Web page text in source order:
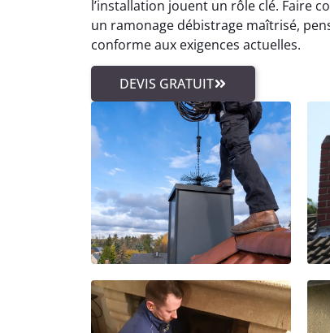
l’installation jouent un rôle clé. Faire
un ramonage débistrage maîtrisé,
conforme aux exigences actuelles.
DEVIS GRATUIT